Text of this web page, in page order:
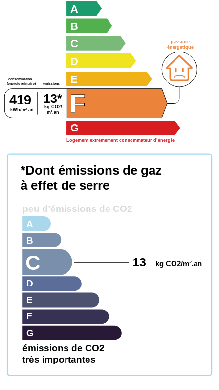
consommation
(énergie primaire)
émissions
kg CO2/
m².an
kWh/m².an
419 13*
G
Logement extrêmement consommateur d’énergie
passoire
énergétique
F
E
D
C
B
A
émissions de CO2
très importantes
*Dont émissions de gaz
à effet de serre
peu d’émissions de CO2
G
F
E
D
C 13 kg CO2/m².an
B
A